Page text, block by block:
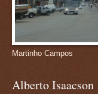
Martinho Campos
Alberto Isaacson